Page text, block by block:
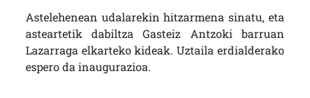
Astelehenean udalarekin hitzarmena sinatu, eta
asteartetik dabiltza Gasteiz Antzoki barruan
Lazarraga elkarteko kideak. Uztaila erdialderako
espero da inaugurazioa.